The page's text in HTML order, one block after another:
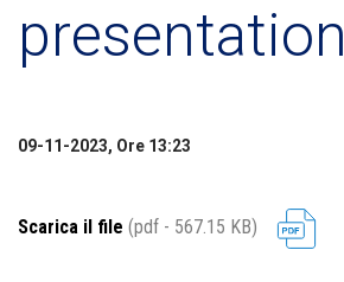
presentation
09-11-2023, Ore 13:23
Scarica il file (pdf - 567.15 KB)